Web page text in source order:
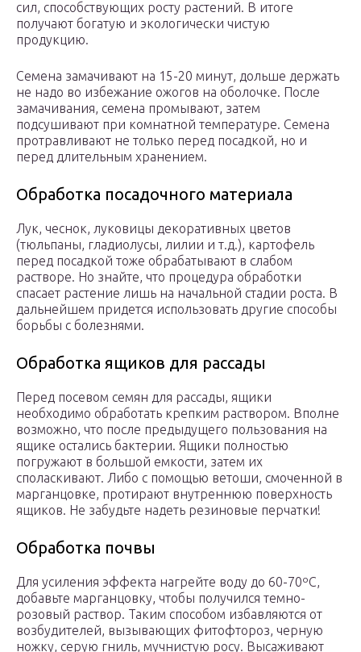
сил, способствующих росту растений. В итоге
получают богатую и экологически чистую
продукцию.
Семена замачивают на 15-20 минут, дольше держать
не надо во избежание ожогов на оболочке. После
замачивания, семена промывают, затем
подсушивают при комнатной температуре. Семена
протравливают не только перед посадкой, но и
перед длительным хранением.
Обработка посадочного материала
Лук, чеснок, луковицы декоративных цветов
(тюльпаны, гладиолусы, лилии и т.д.), картофель
перед посадкой тоже обрабатывают в слабом
растворе. Но знайте, что процедура обработки
спасает растение лишь на начальной стадии роста. В
дальнейшем придется использовать другие способы
борьбы с болезнями.
Обработка ящиков для рассады
Перед посевом семян для рассады, ящики
необходимо обработать крепким раствором. Вполне
возможно, что после предыдущего пользования на
ящике остались бактерии. Ящики полностью
погружают в большой емкости, затем их
споласкивают. Либо с помощью ветоши, смоченной в
марганцовке, протирают внутреннюю поверхность
ящиков. Не забудьте надеть резиновые перчатки!
Обработка почвы
Для усиления эффекта нагрейте воду до 60-70ºС,
добавьте марганцовку, чтобы получился темно-
розовый раствор. Таким способом избавляются от
возбудителей, вызывающих фитофтороз, черную
ножку, серую гниль, мучнистую росу. Высаживают